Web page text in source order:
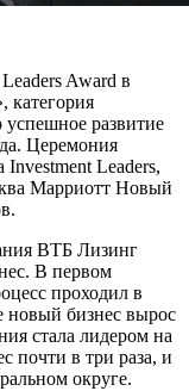
Award в
категория
развитие
Церемония
Investment Leaders,
Марриотт Новый
ВТБ Лизинг
В первом
проходил в
новый бизнес вырос
стала лидером на
почти в три раза, и
округе.